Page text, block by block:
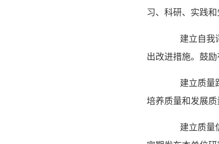
习、科研、实践
建立自我评
出改进措施。鼓
建立质量跟
培养质量和发展
建立质量信